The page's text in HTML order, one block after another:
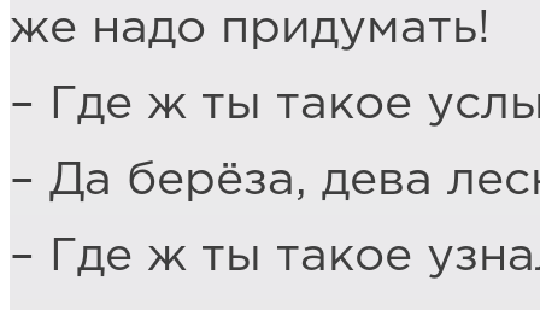
же надо придумать!
– Где ж ты такое
– Да берёза, дева
– Где ж ты такое